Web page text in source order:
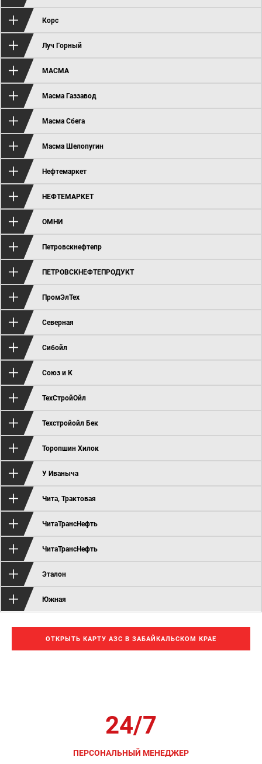
Корс
Луч Горный
МАСМА
Масма Газзавод
Масма Сбега
Масма Шелопугин
Нефтемаркет
НЕФТЕМАРКЕТ
ОМНИ
Петровскнефтепр
ПЕТРОВСКНЕФТЕПРОДУКТ
ПромЭлТех
Северная
Сибойл
Союз и К
ТехСтройОйл
Техстройойл Бек
Торопшин Хилок
У Иваныча
Чита, Трактовая
ЧитаТрансНефть
ЧитаТрансНефть
Эталон
Южная
ОТКРЫТЬ КАРТУ АЗС В ЗАБАЙКАЛЬСКОМ КРАЕ
24/7
ПЕРСОНАЛЬНЫЙ МЕНЕДЖЕР